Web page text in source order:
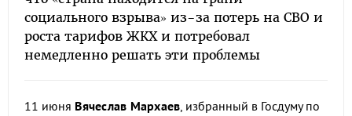
социального взрыва» из-за потерь на СВО и
роста тарифов ЖКХ и потребовал
немедленно решать эти проблемы
11 июня Вячеслав Мархаев, избранный в Госдуму по